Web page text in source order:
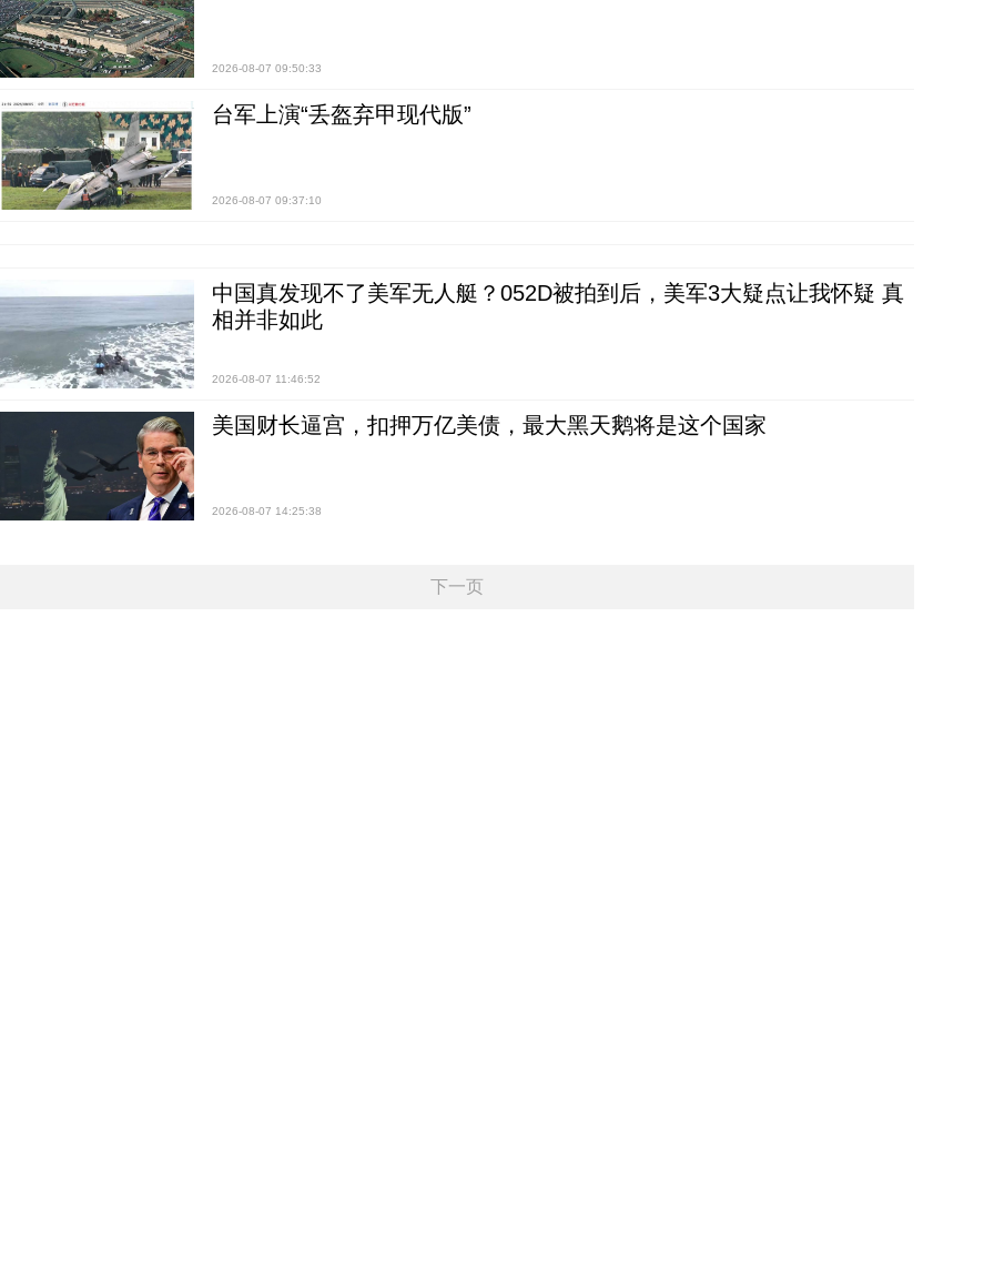
2026-08-07 09:50:33
台军上演“丢盔弃甲现代版”
2026-08-07 09:37:10
中国真发现不了美军无人艇？052D被拍到后，美军3大疑点让我怀疑 真
相并非如此
2026-08-07 11:46:52
美国财长逼宫，扣押万亿美债，最大黑天鹅将是这个国家
2026-08-07 14:25:38
下一页